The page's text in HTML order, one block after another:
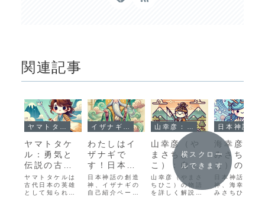
関連記事
ヤマトタケ
ル：勇気と
伝説の古代
日本の英雄
ヤマトタケルは
古代日本の英雄
として知られ、
わたしはイ
ザナギで
す！日本神
話の創造神
の自己紹介
日本神話の創造
神、イザナギの
自己紹介ペー
山幸彦（や
まさちひ
こ）：自然
と愛を大切
にする神の
物語
山幸彦（やまさ
ちひこ）の物語
を詳しく解説。
海幸彦（う
みさちひ
こ）の自己
紹介
日本神話の海
神、海幸彦（
みさちひこ）
横スクロー
ルできます